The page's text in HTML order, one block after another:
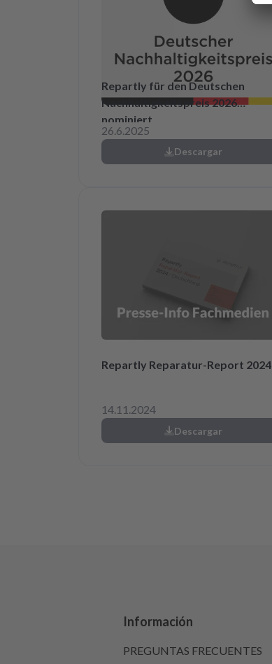
Repartly für den Deutschen
Nachhaltigkeitspreis 2026
nominiert
26.6.2025
Descargar
Repartly Reparatur-Report 2024
14.11.2024
Descargar
Información
PREGUNTAS FRECUENTES